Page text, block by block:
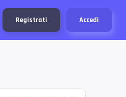
Registrati Accedi